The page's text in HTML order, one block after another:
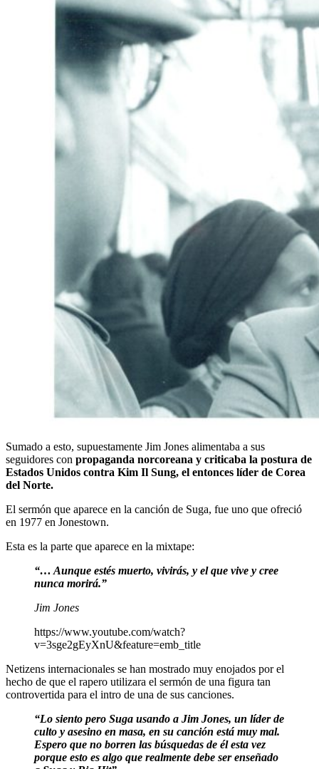
Sumado a esto, supuestamente Jim Jones alimentaba a sus
seguidores con propaganda norcoreana y criticaba la postura de
Estados Unidos contra Kim Il Sung, el entonces líder de Corea
del Norte.
El sermón que aparece en la canción de Suga, fue uno que ofreció
en 1977 en Jonestown.
Esta es la parte que aparece en la mixtape:
“… Aunque estés muerto, vivirás, y el que vive y cree
nunca morirá.”
Jim Jones
https://www.youtube.com/watch?
v=3sge2gEyXnU&feature=emb_title
Netizens internacionales se han mostrado muy enojados por el
hecho de que el rapero utilizara el sermón de una figura tan
controvertida para el intro de una de sus canciones.
“Lo siento pero Suga usando a Jim Jones, un líder de
culto y asesino en masa, en su canción está muy mal.
Espero que no borren las búsquedas de él esta vez
porque esto es algo que realmente debe ser enseñado